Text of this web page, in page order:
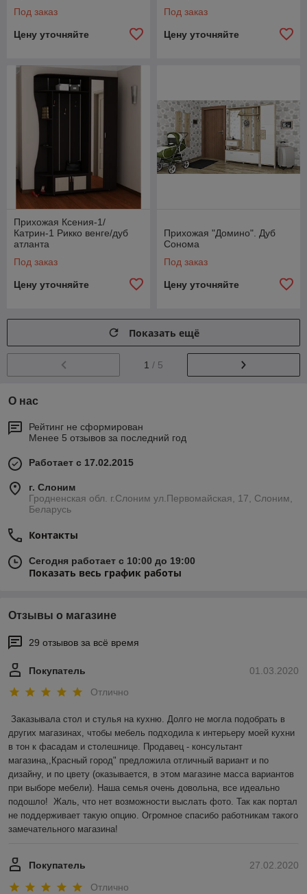
Под заказ
Цену уточняйте
Под заказ
Цену уточняйте
Прихожая Ксения-1/
Катрин-1 Рикко венге/дуб
атланта
Под заказ
Цену уточняйте
Прихожая "Домино". Дуб
Сонома
Под заказ
Цену уточняйте
Показать ещё
1 / 5
О нас
Рейтинг не сформирован
Менее 5 отзывов за последний год
Работает с 17.02.2015
г. Слоним
Гродненская обл. г.Слоним ул.Первомайская, 17, Слоним,
Беларусь
Контакты
Сегодня работает с 10:00 до 19:00
Показать весь график работы
Отзывы о магазине
29 отзывов за всё время
01.03.2020
Покупатель
Отлично
Заказывала стол и стулья на кухню. Долго не могла подобрать в
других магазинах, чтобы мебель подходила к интерьеру моей кухни
в тон к фасадам и столешнице. Продавец - консультант
магазина,,Красный город" предложила отличный вариант и по
дизайну, и по цвету (оказывается, в этом магазине масса вариантов
при выборе мебели). Наша семья очень довольна, все идеально
подошло!  Жаль, что нет возможности выслать фото. Так как портал
не поддерживает такую опцию. Огромное спасибо работникам такого
замечательного магазина!
27.02.2020
Покупатель
Отлично